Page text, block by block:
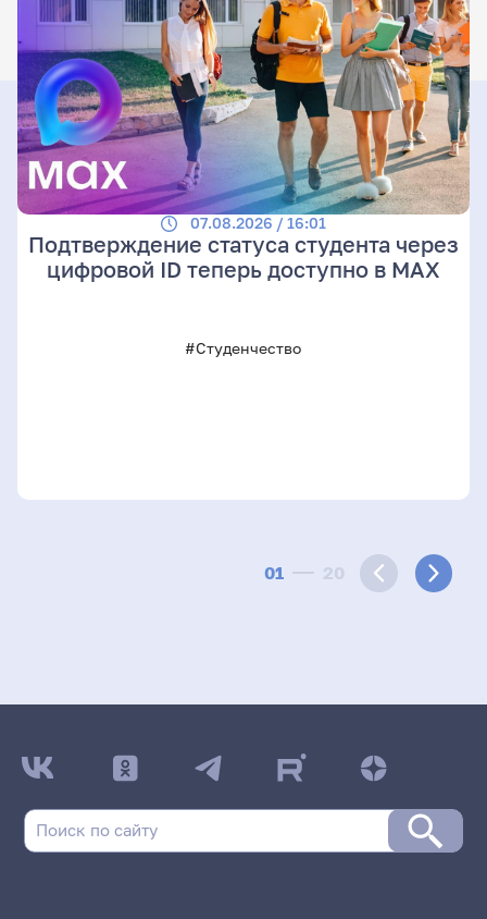
01 20
07.08.2026 / 16:01
Подтверждение статуса студента через
цифровой ID теперь доступно в МАХ
#Студенчество